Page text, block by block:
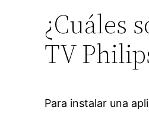
¿Cuáles
TV
Para instalar una